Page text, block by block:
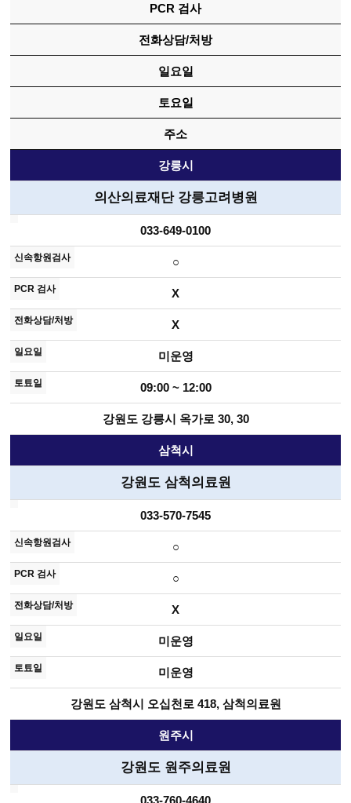
PCR 검사
전화상담/처방
일요일
토요일
주소
강릉시
의산의료재단 강릉고려병원
033-649-0100
○
X
X
미운영
09:00 ~ 12:00
강원도 강릉시 옥가로 30, 30
삼척시
강원도 삼척의료원
033-570-7545
○
○
X
미운영
미운영
강원도 삼척시 오십천로 418, 삼척의료원
원주시
강원도 원주의료원
033-760-4640